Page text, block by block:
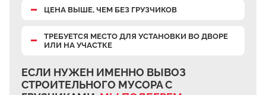
Редькино
Ждановское
Петровское
ЦЕНА ВЫШЕ, ЧЕМ БЕЗ ГРУЗЧИКОВ
ТРЕБУЕТСЯ МЕСТО ДЛЯ УСТАНОВКИ ВО ДВОРЕ
ИЛИ НА УЧАСТКЕ
ЕСЛИ НУЖЕН ИМЕННО ВЫВОЗ
СТРОИТЕЛЬНОГО МУСОРАС